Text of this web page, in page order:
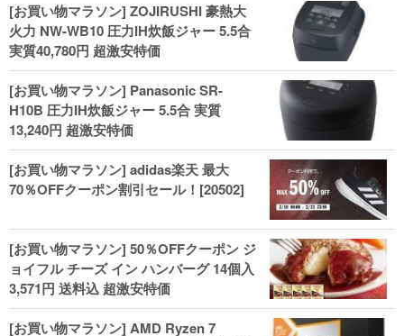
[お買い物マラソン] ZOJIRUSHI 豪熱大
火力 NW-WB10 圧力IH炊飯ジャー 5.5合
実質40,780円 超激安特価
[お買い物マラソン] Panasonic SR-
H10B 圧力IH炊飯ジャー 5.5合 実質
13,240円 超激安特価
[お買い物マラソン] adidas楽天 最大
70％OFFクーポン割引セール！[20502]
[お買い物マラソン] 50％OFFクーポン ジ
ョイフル チーズ イン ハンバーグ 14個入
3,571円 送料込 超激安特価
[お買い物マラソン] AMD Ryzen 7